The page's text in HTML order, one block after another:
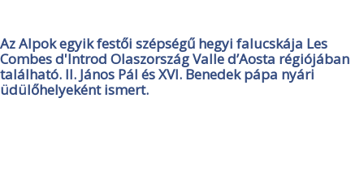
Az Alpok egyik festői szépségű hegyi falucskája Les
Combes d'Introd Olaszország Valle d’Aosta régiójában
található. II. János Pál és XVI. Benedek pápa nyári
üdülőhelyeként ismert.